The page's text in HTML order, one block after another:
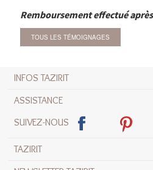
Remboursement effectué
TOUS LES TÉMOIGNAGES
INFOS TAZIRIT
ASSISTANCE
SUIVEZ-NOUS
TAZIRIT